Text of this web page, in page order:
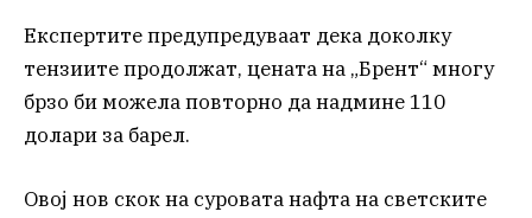
Експертите предупредуваат дека доколку
тензиите продолжат, цената на „Брент“ многу
брзо би можела повторно да надмине 110
долари за барел.
Овој нов скок на суровата нафта на светските